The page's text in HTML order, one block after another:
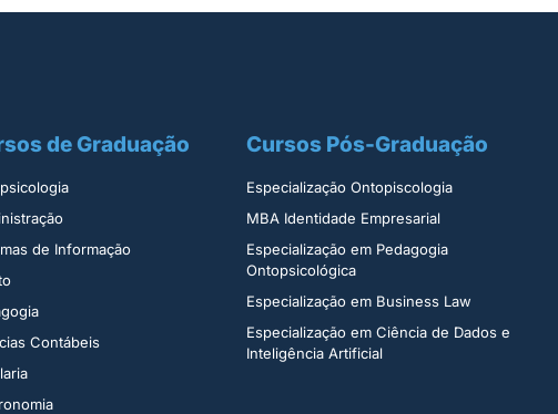
de Graduação
de Informação​
Contábeis
Cursos Pós-Graduação
Especialização Ontopiscologia ​
MBA Identidade Empresarial​
Especialização em Pedagogia
Ontopsicológica​
Especialização em Business Law
Especialização em Ciência de Dados e
Inteligência Artificial